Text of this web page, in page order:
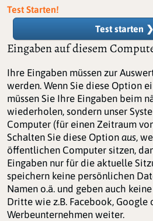
Test Starten!
Test starten ❯
Eingaben auf diesem
Ihre Eingaben müssen zur
werden. Wenn Sie diese Option
müssen Sie Ihre Eingaben beim nächsten Besuch nicht
wiederholen, sondern unser
Computer (für einen Zeitraum
Schalten Sie diese Option aus,
öffentlichen Computer sitzen,
Eingaben nur für die aktuelle Sitzung gespeichert! Wir
speichern keine persönlichen
Namen o.ä. und geben auch keine Informationen an
Dritte wie z.B. Facebook, Google
Werbeunternehmen weiter.